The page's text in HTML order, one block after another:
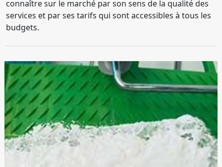
connaître sur le marché par son sens de la qualité des
services et par ses tarifs qui sont accessibles à tous les
budgets.